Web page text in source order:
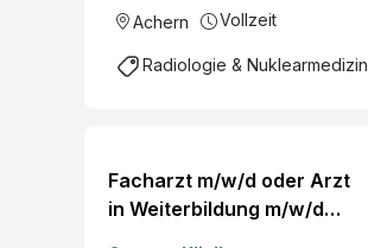
Achern Vollzeit
Radiologie & Nuklearmedizin
Facharzt m/w/d oder Arzt
in Weiterbildung m/w/d